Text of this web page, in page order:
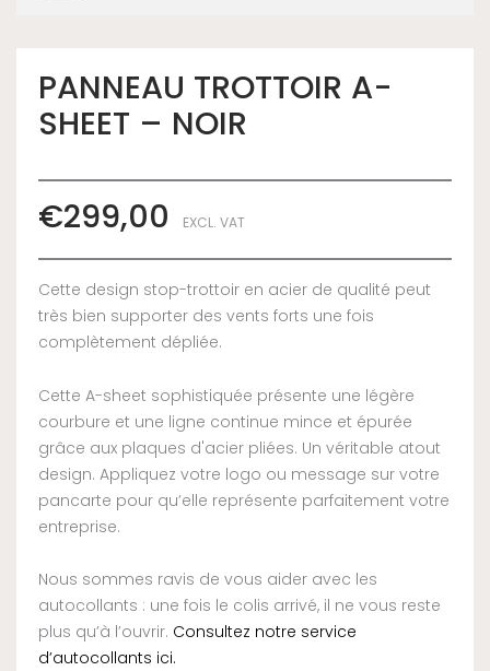
PANNEAU TROTTOIR A-
SHEET – NOIR
€299,00 EXCL. VAT
Cette design stop-trottoir en acier de qualité peut
très bien supporter des vents forts une fois
complètement dépliée.
Cette A-sheet sophistiquée présente une légère
courbure et une ligne continue mince et épurée
grâce aux plaques d'acier pliées. Un véritable atout
design. Appliquez votre logo ou message sur votre
pancarte pour qu’elle représente parfaitement votre
entreprise.
Nous sommes ravis de vous aider avec les
autocollants : une fois le colis arrivé, il ne vous reste
plus qu’à l’ouvrir. Consultez notre service
d’autocollants ici.